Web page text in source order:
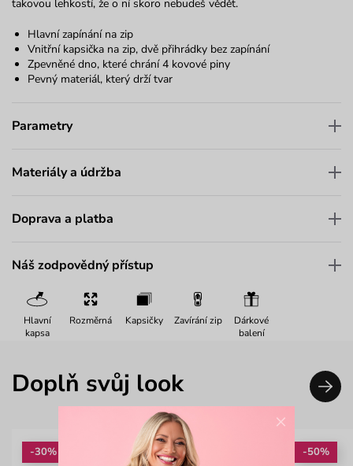
takovou lehkostí, že o ní skoro nebudeš vědět.
Hlavní zapínání na zip
Vnitřní kapsička na zip, dvě přihrádky bez zapínání
Zpevněné dno, které chrání 4 kovové piny
Pevný materiál, který drží tvar
Parametry
Materiály a údržba
Doprava a platba
Náš zodpovědný přístup
Hlavní
kapsa
Rozměrná Kapsičky Zavírání zip
Dárkové
balení
Doplň svůj look
-30% -50%
×